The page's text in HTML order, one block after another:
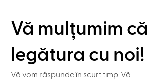
Vă mulțumim
legătura cu noi!
Vă vom răspunde în scurt timp. Vă